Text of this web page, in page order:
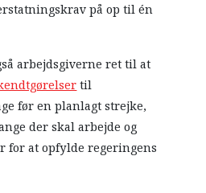
på op til én
arbejdsgiverne ret til at
til
før en planlagt strejke,
der skal arbejde og
for at opfylde regeringens